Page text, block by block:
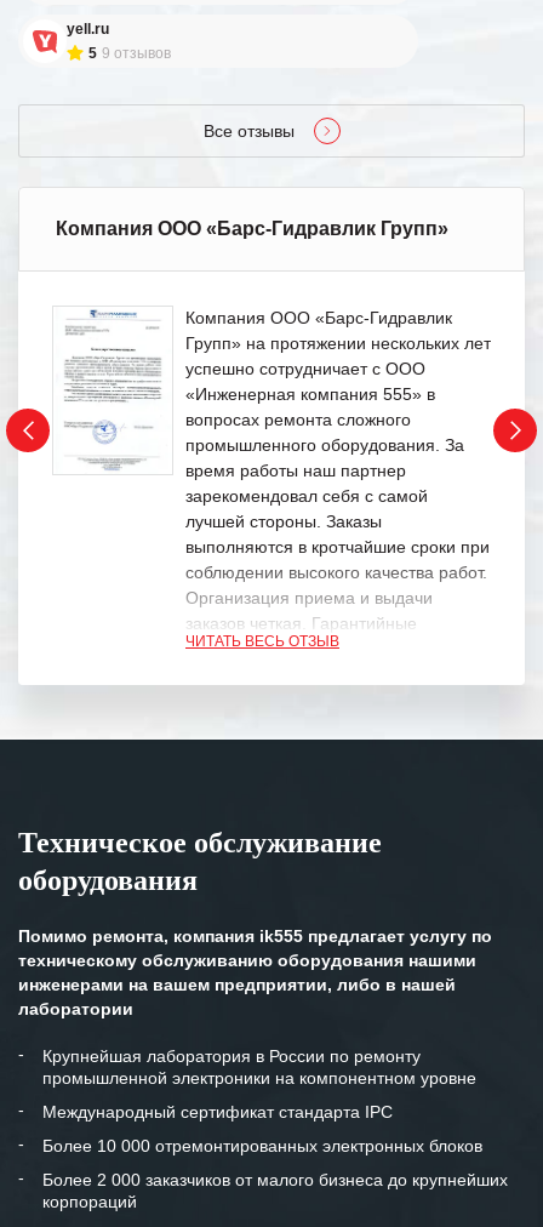
yell.ru
5 9 отзывов
Все отзывы
Компания ООО «Барс-Гидравлик Групп»
Компания ООО «Барс-Гидравлик
Групп» на протяжении нескольких лет
успешно сотрудничает с ООО
«Инженерная компания 555» в
вопросах ремонта сложного
промышленного оборудования. За
время работы наш партнер
зарекомендовал себя с самой
лучшей стороны. Заказы
выполняются в кротчайшие сроки при
соблюдении высокого качества работ.
Организация приема и выдачи
заказов четкая. Гарантийные
обязательства выполняются в
Особенно хочется отметить высокую
клиентоориентированность
готовность помочь в самых сложных
Мы высоко ценим сложившиеся
и доверительные партнерские
отношения и искренне желаем
«Инженерной компании «555» долгих
лет успеха и процветания.
ЧИТАТЬ ВЕСЬ ОТЗЫВ
Техническое обслуживание
оборудования
Помимо ремонта, компания ik555 предлагает услугу по
техническому обслуживанию оборудования нашими
инженерами на вашем предприятии, либо в нашей
лаборатории
Крупнейшая лаборатория в России по ремонту
промышленной электроники на компонентном уровне
Международный сертификат стандарта IPC
Более 10 000 отремонтированных электронных блоков
Более 2 000 заказчиков от малого бизнеса до крупнейших
корпораций